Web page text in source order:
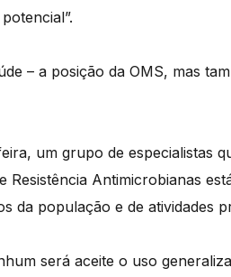
– a posição da OMS, mas
um grupo de especialistas
Antimicrobianas
da população e de atividades
será aceite o uso